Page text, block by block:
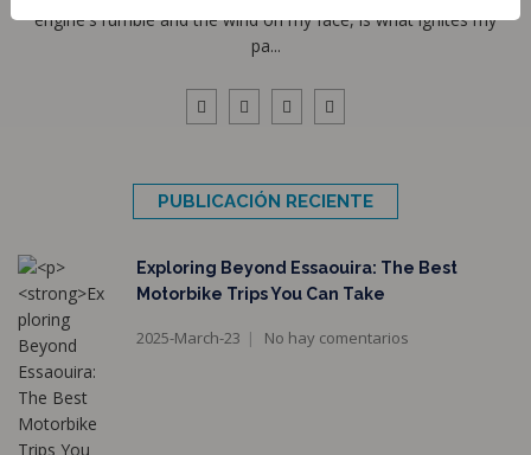
engine's rumble and the wind on my face, is what ignites my
pa...
PUBLICACIÓN RECIENTE
Exploring Beyond Essaouira: The Best
Motorbike Trips You Can Take
2025-March-23 No hay comentarios